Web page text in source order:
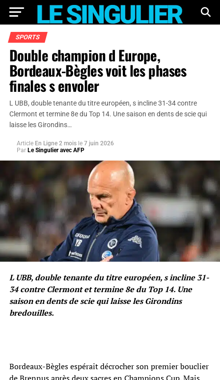
SPORTS
Double champion d Europe,
Bordeaux-Bègles voit les phases
finales s envoler
L UBB, double tenante du titre européen, s incline 31-34 contre
Clermont et termine 8e du Top 14. Une saison en dents de scie qui
laisse les Girondins…
Article En Ligne 2 mois le 7 juin 2026
Par Le Singulier avec AFP
L UBB, double tenante du titre européen, s incline 31-
34 contre Clermont et termine 8e du Top 14. Une
saison en dents de scie qui laisse les Girondins
bredouilles.
Bordeaux-Bègles espérait décrocher son premier bouclier